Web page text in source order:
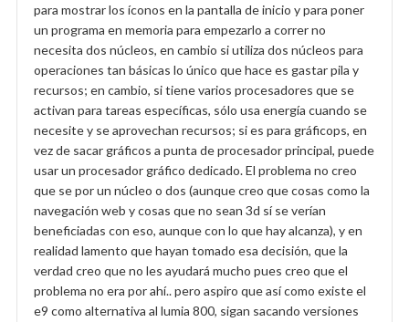
para mostrar los íconos en la pantalla de inicio y para poner
un programa en memoria para empezarlo a correr no
necesita dos núcleos, en cambio si utiliza dos núcleos para
operaciones tan básicas lo único que hace es gastar pila y
recursos; en cambio, si tiene varios procesadores que se
activan para tareas específicas, sólo usa energía cuando se
necesite y se aprovechan recursos; si es para gráficops, en
vez de sacar gráficos a punta de procesador principal, puede
usar un procesador gráfico dedicado. El problema no creo
que se por un núcleo o dos (aunque creo que cosas como la
navegación web y cosas que no sean 3d sí se verían
beneficiadas con eso, aunque con lo que hay alcanza), y en
realidad lamento que hayan tomado esa decisión, que la
verdad creo que no les ayudará mucho pues creo que el
problema no era por ahí.. pero aspiro que así como existe el
e9 como alternativa al lumia 800, sigan sacando versiones